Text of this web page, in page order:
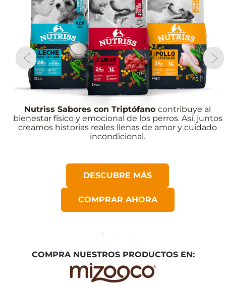
Nutriss Sabores con Triptófano contribuye al
bienestar físico y emocional de los perros. Así, juntos
creamos historias reales llenas de amor y cuidado
incondicional.
DESCUBRE MÁS
COMPRAR AHORA
COMPRA NUESTROS PRODUCTOS EN: